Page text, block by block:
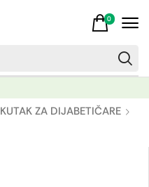
0
KUTAK ZA DIJABETIČARE